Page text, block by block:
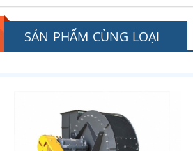
SẢN PHẨM CÙNG LOẠI